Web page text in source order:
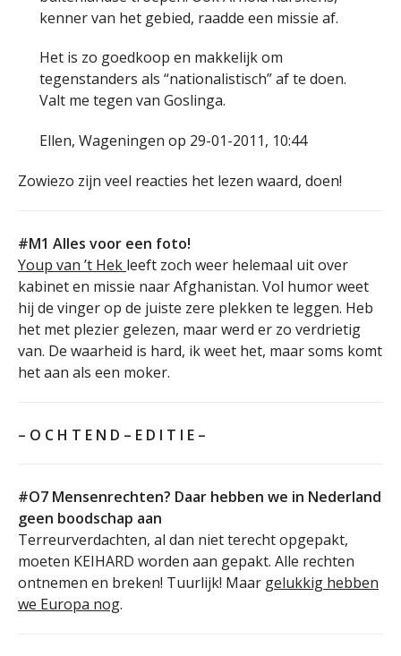
kenner van het gebied, raadde een missie af.
Het is zo goedkoop en makkelijk om
tegenstanders als “nationalistisch” af te doen.
Valt me tegen van Goslinga.
Ellen, Wageningen op 29-01-2011, 10:44
Zowiezo zijn veel reacties het lezen waard, doen!
#M1 Alles voor een foto!
Youp van ’t Hek leeft zoch weer helemaal uit over
kabinet en missie naar Afghanistan. Vol humor weet
hij de vinger op de juiste zere plekken te leggen. Heb
het met plezier gelezen, maar werd er zo verdrietig
van. De waarheid is hard, ik weet het, maar soms komt
het aan als een moker.
– O C H T E N D – E D I T I E –
#O7 Mensenrechten? Daar hebben we in Nederland
geen boodschap aan
Terreurverdachten, al dan niet terecht opgepakt,
moeten KEIHARD worden aan gepakt. Alle rechten
ontnemen en breken! Tuurlijk! Maar gelukkig hebben
we Europa nog.